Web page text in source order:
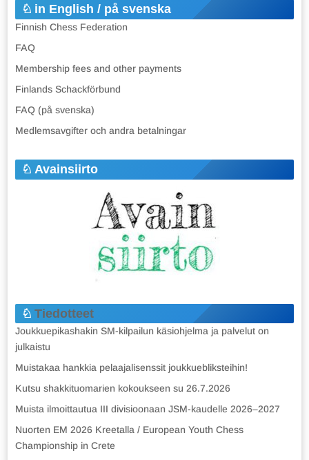
in English / på svenska
Finnish Chess Federation
FAQ
Membership fees and other payments
Finlands Schackförbund
FAQ (på svenska)
Medlemsavgifter och andra betalningar
Avainsiirto
Tiedotteet
Joukkuepikashakin SM-kilpailun käsiohjelma ja palvelut on
julkaistu
Muistakaa hankkia pelaajalisenssit joukkuebliksteihin!
Kutsu shakkituomarien kokoukseen su 26.7.2026
Muista ilmoittautua III divisioonaan JSM-kaudelle 2026–2027
Nuorten EM 2026 Kreetalla / European Youth Chess
Championship in Crete